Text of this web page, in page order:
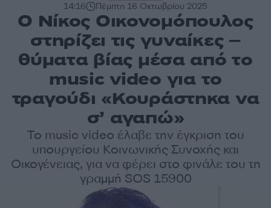
14:16 Πέμπτη 16 Οκτωβρίου 2025
O Νίκος Οικονομόπουλος
στηρίζει τις γυναίκες –
θύματα βίας μέσα από το
music video για το
τραγούδι «Κουράστηκα να
σ’ αγαπώ»
Το music video έλαβε την έγκριση του
υπουργείου Κοινωνικής Συνοχής και
Οικογένειας, για να φέρει στο φινάλε του τη
γραμμή SOS 15900